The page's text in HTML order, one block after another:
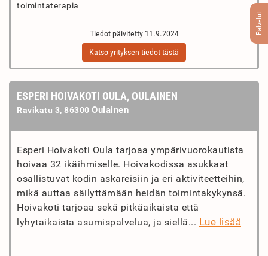
Palvelut
toimintaterapia
Tiedot päivitetty 11.9.2024
Katso yrityksen tiedot tästä
ESPERI HOIVAKOTI OULA, OULAINEN
Ravikatu 3, 86300 Oulainen
Esperi Hoivakoti Oula tarjoaa ympärivuorokautista
hoivaa 32 ikäihmiselle. Hoivakodissa asukkaat
osallistuvat kodin askareisiin ja eri aktiviteetteihin,
mikä auttaa säilyttämään heidän toimintakykynsä.
Hoivakoti tarjoaa sekä pitkäaikaista että
lyhytaikaista asumispalvelua, ja siellä... Lue lisää